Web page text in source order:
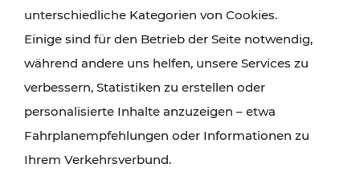
Radtouren oder purer Naturgenuss – viele
Attraktionen sind mit den Ticket- und Fahrplan-
Angeboten des VOR gut und schnell erreichbar.
unterschiedliche Kategorien von Cookies.
Einige sind für den Betrieb der Seite notwendig,
während andere uns helfen, unsere Services zu
verbessern, Statistiken zu erstellen oder
personalisierte Inhalte anzuzeigen – etwa
Fahrplanempfehlungen oder Informationen zu
Ihrem Verkehrsverbund.